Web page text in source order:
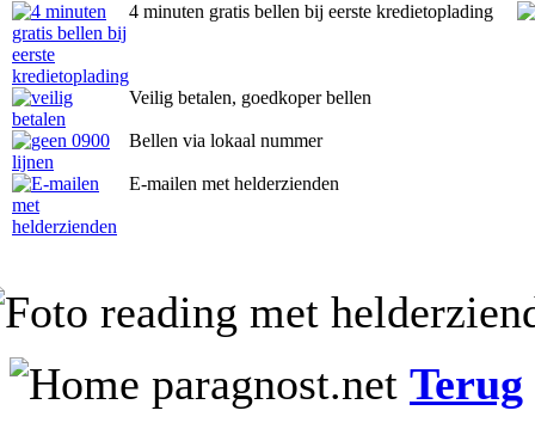
4 minuten gratis bellen bij eerste kredietoplading
Veilig betalen, goedkoper bellen
Bellen via lokaal nummer
E-mailen met helderzienden
Terug